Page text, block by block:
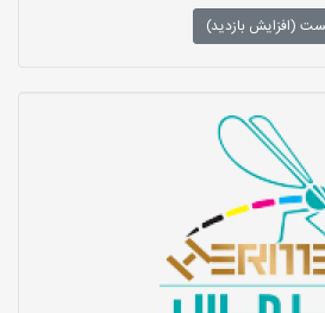
(افزایش بازدید)